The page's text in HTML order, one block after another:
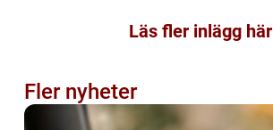
Läs fler inlägg här
Fler nyheter